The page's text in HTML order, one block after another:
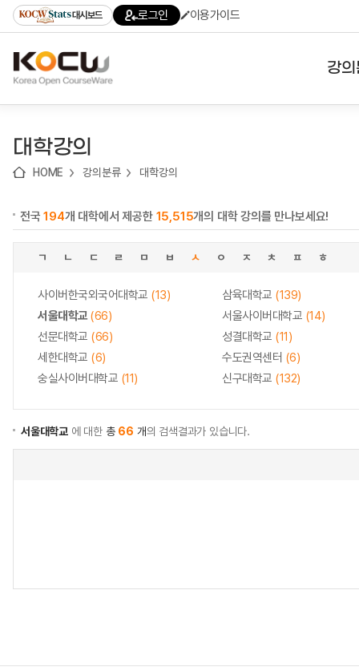
기
기
기
content)
가
대시보드 로그인 이용가이드
강
대학강의
HOME 강의분류 대학강의
전국194개 대학에서 제공한 15,515개의 대학 강의를 만나보세요!
ㄱ ㄴ ㄷ ㄹ ㅁ ㅂ ㅅ ㅇ ㅈ ㅊ ㅍ ㅎ
사이버한국외국어대학교 (13) 삼육대학교 (139)
서울대학교(66) 서울사이버대학교 (14)
선문대학교 (66) 성결대학교 (11)
세한대학교 (6) 수도권역센터 (6)
숭실사이버대학교 (11) 신구대학교 (132)
서울대학교 에 대한 총 66 개의 검색결과가 있습니다.